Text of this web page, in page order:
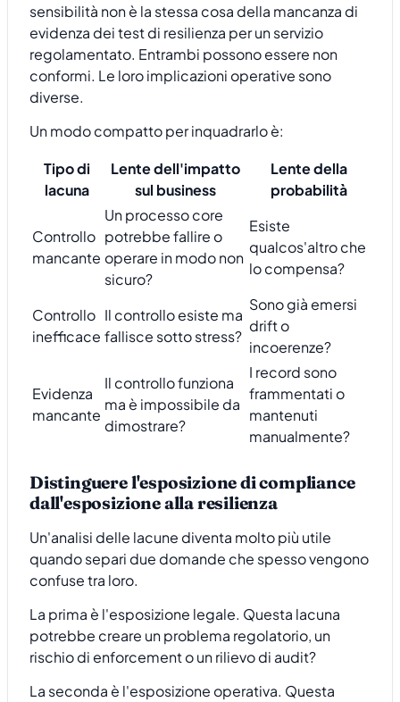
sensibilità non è la stessa cosa della mancanza di
evidenza dei test di resilienza per un servizio
regolamentato. Entrambi possono essere non
conformi. Le loro implicazioni operative sono
diverse.
Un modo compatto per inquadrarlo è:
Tipo di
lacuna
Lente dell'impatto
sul business
Lente della
probabilità
Controllo
mancante
Un processo core
potrebbe fallire o
operare in modo non
sicuro?
Esiste
qualcos'altro che
lo compensa?
Controllo
inefficace
Il controllo esiste ma
fallisce sotto stress?
Sono già emersi
drift o
incoerenze?
Evidenza
mancante
Il controllo funziona
ma è impossibile da
dimostrare?
I record sono
frammentati o
mantenuti
manualmente?
Distinguere l'esposizione di compliance
dall'esposizione alla resilienza
Un'analisi delle lacune diventa molto più utile
quando separi due domande che spesso vengono
confuse tra loro.
La prima è l'esposizione legale. Questa lacuna
potrebbe creare un problema regolatorio, un
rischio di enforcement o un rilievo di audit?
La seconda è l'esposizione operativa. Questa